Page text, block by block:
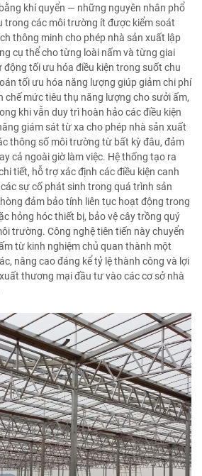
khí quyển — những nguyên nhân phổ
trong các môi trường ít được kiểm soát
thông minh cho phép nhà sản xuất lập
cụ thể cho từng loài nấm và từng giai
tối ưu hóa điều kiện trong suốt chu
tối ưu hóa năng lượng giúp giảm chi phí
chế mức tiêu thụ năng lượng cho sưởi ấm,
khi vẫn duy trì hoàn hảo các điều kiện
giám sát từ xa cho phép nhà sản xuất
thông số môi trường từ bất kỳ đâu, đảm
cả ngoài giờ làm việc. Hệ thống tạo ra
tiết, hỗ trợ xác định các điều kiện canh
sự cố phát sinh trong quá trình sản
đảm bảo tính liên tục hoạt động trong
hỏng hóc thiết bị, bảo vệ cây trồng quý
trường. Công nghệ tiên tiến này chuyển
từ kinh nghiệm chủ quan thành một
nâng cao đáng kể tỷ lệ thành công và lợi
thương mại đầu tư vào các cơ sở nhà